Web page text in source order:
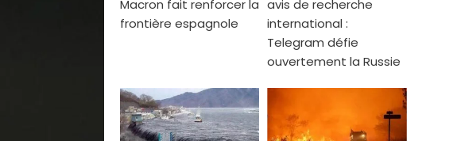
Macron fait renforcer la
frontière espagnole
avis de recherche
international :
Telegram défie
ouvertement la Russie